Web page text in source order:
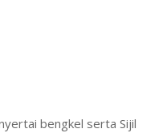
bengkel serta Sijil